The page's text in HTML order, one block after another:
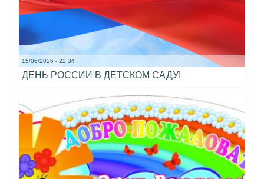
15/06/2026 - 22:34
ДЕНЬ РОССИИ В ДЕТСКОМ САДУ!